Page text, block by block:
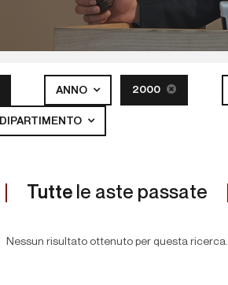
ANNO 2000
DIPARTIMENTO
Tutte le aste passate
Nessun risultato ottenuto per questa ricerca.